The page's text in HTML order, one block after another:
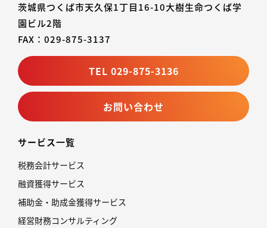
茨城県つくば市天久保1丁目16-10大樹生命つくば学
園ビル2階
FAX：029-875-3137
TEL 029-875-3136
お問い合わせ
サービス一覧
税務会計サービス
融資獲得サービス
補助金・助成金獲得サービス
経営財務コンサルティング